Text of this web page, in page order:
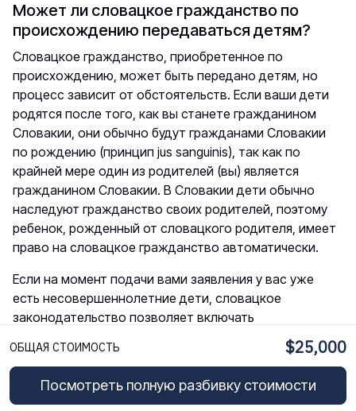
Может ли словацкое гражданство по
происхождению передаваться детям?
Словацкое гражданство, приобретенное по
происхождению, может быть передано детям, но
процесс зависит от обстоятельств. Если ваши дети
родятся после того, как вы станете гражданином
Словакии, они обычно будут гражданами Словакии
по рождению (принцип jus sanguinis), так как по
крайней мере один из родителей (вы) является
гражданином Словакии. В Словакии дети обычно
наследуют гражданство своих родителей, поэтому
ребенок, рожденный от словацкого родителя, имеет
право на словацкое гражданство автоматически.
Если на момент подачи вами заявления у вас уже
есть несовершеннолетние дети, словацкое
законодательство позволяет включать
заявление на гражданство, чтобы они стали
включить своего ребенка младше 18 лет в свое
ОБЩАЯ СТОИМОСТЬ $25,000
Посмотреть полную разбивку стоимости